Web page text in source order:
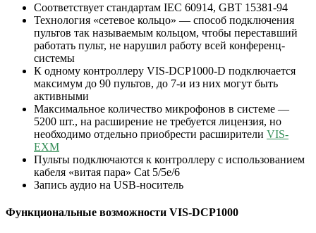
Соответствует стандартам IEC 60914, GBT 15381-94
Технология «сетевое кольцо» — способ подключения
пультов так называемым кольцом, чтобы переставший
работать пульт, не нарушил работу всей конференц-
системы
К одному контроллеру VIS-DCP1000-D подключается
максимум до 90 пультов, до 7-и из них могут быть
активными
Максимальное количество микрофонов в системе —
5200 шт., на расширение не требуется лицензия, но
необходимо отдельно приобрести расширители VIS-
EXM
Пульты подключаются к контроллеру с использованием
кабеля «витая пара» Cat 5/5e/6
Запись аудио на USB-носитель
Функциональные возможности VIS-DCP1000